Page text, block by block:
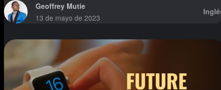
Geoffrey Mutie
13 de mayo de 2023